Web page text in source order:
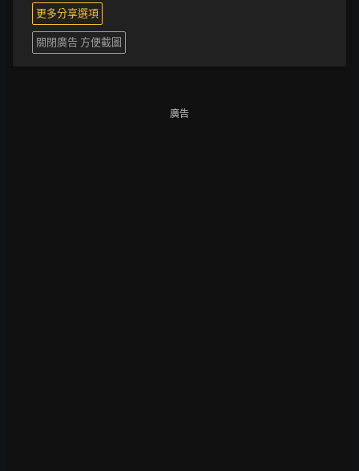
更多分享選項
關閉廣告 方便截圖
廣告